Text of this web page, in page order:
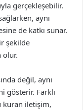
gerçekleşebilir.
aynı
de katkı sunar.
şekilde
olur.
değil, aynı
gösterir. Farklı
kuran iletişim,